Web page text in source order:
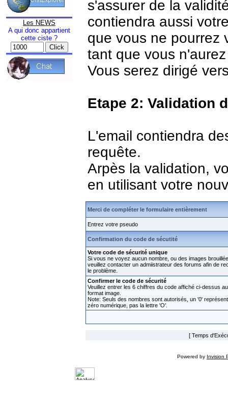
Les NEWS
A qui donc appartient
cette ciste ?
s'assurer de la
contiendra aussi
que vous ne pourrez
tant que vous
Vous serez dirigé
Etape 2: Validation
L'email contiendra
requête.
Arpès la validation,
en utilisant votre
Merci de compléter le formulaire entièrement
Entrez votre pseudo
Confirmation du code de sécutité
Votre code de sécurité unique
Si vous ne voyez aucun nombre, ou des images
veuillez contacter un admiistrateur des forums afin de
le problème.
Confirmer le code de sécurité
Veuillez entrer les 6 chiffres du code affiché ci-dessus au
format image.
Note: Seuls des nombres sont autorisés, un '0'
zéro numérique, pas la lettre 'O'.
[ Temps
Powered by Invision